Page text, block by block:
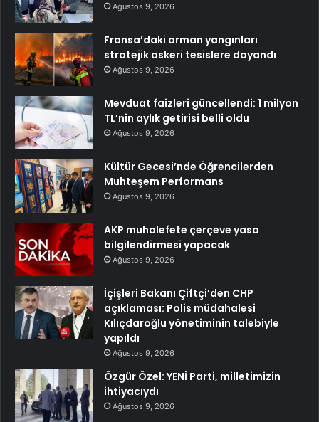
Ağustos 9, 2026
Fransa’daki orman yangınları
stratejik askeri tesislere dayandı
Ağustos 9, 2026
Mevduat faizleri güncellendi: 1 milyon
TL’nin aylık getirisi belli oldu
Ağustos 9, 2026
Kültür Gecesi’nde Öğrencilerden
Muhteşem Performans
Ağustos 9, 2026
AKP muhalefete çerçeve yasa
bilgilendirmesi yapacak
Ağustos 9, 2026
İçişleri Bakanı Çiftçi’den CHP
açıklaması: Polis müdahalesi
Kılıçdaroğlu yönetiminin talebiyle
yapıldı
Ağustos 9, 2026
Özgür Özel: YENİ Parti, milletimizin
ihtiyacıydı
Ağustos 9, 2026